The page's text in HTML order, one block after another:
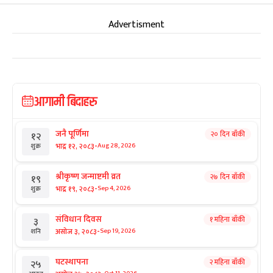
Advertisment
आगामी बिदाहरु
१२
शुक्र
जनै पूर्णिमा
भाद्र १२, २०८३-Aug 28, 2026
२० दिन बाँकी
१९
शुक्र
श्रीकृष्ण जन्माष्टमी व्रत
भाद्र १९, २०८३-Sep 4, 2026
२७ दिन बाँकी
३
शनि
संविधान दिवस
असोज ३, २०८३-Sep 19, 2026
१ महिना बाँकी
२५ घटस्थापना २ महिना बाँकी